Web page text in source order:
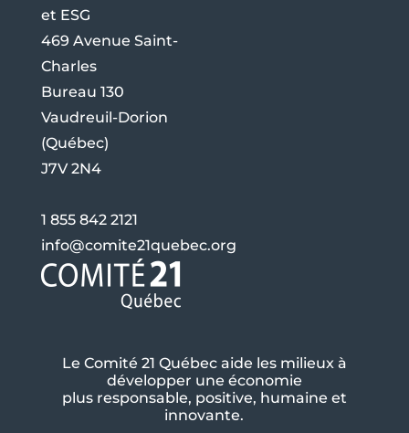
et ESG
469 Avenue Saint-
Charles
Bureau 130
Vaudreuil-Dorion
(Québec)
J7V 2N4
1 855 842 2121
info@comite21quebec.org
Le Comité 21 Québec aide les milieux à
développer une économie
plus responsable, positive, humaine et
innovante.